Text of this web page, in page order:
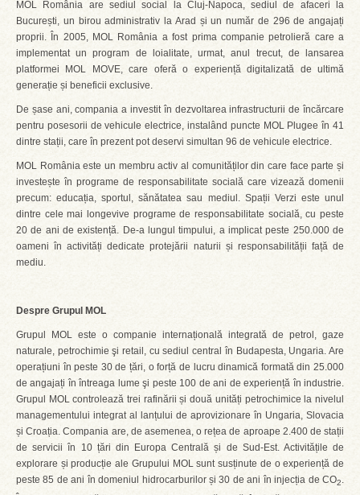
MOL România are sediul social la Cluj-Napoca, sediul de afaceri la
București, un birou administrativ la Arad și un număr de 296 de angajați
proprii. În 2005, MOL România a fost prima companie petrolieră care a
implementat un program de loialitate, urmat, anul trecut, de lansarea
platformei MOL MOVE, care oferă o experiență digitalizată de ultimă
generație și beneficii exclusive.
De șase ani, compania a investit în dezvoltarea infrastructurii de încărcare
pentru posesorii de vehicule electrice, instalând puncte MOL Plugee în 41
dintre stații, care în prezent pot deservi simultan 96 de vehicule electrice.
MOL România este un membru activ al comunităților din care face parte și
investește în programe de responsabilitate socială care vizează domenii
precum: educația, sportul, sănătatea sau mediul. Spații Verzi este unul
dintre cele mai longevive programe de responsabilitate socială, cu peste
20 de ani de existență. De-a lungul timpului, a implicat peste 250.000 de
oameni în activități dedicate protejării naturii și responsabilității față de
mediu.
Despre Grupul MOL
Grupul MOL este o companie internațională integrată de petrol, gaze
naturale, petrochimie şi retail, cu sediul central în Budapesta, Ungaria. Are
operațiuni în peste 30 de țări, o forță de lucru dinamică formată din 25.000
de angajați în întreaga lume şi peste 100 de ani de experiență în industrie.
Grupul MOL controlează trei rafinării și două unități petrochimice la nivelul
managementului integrat al lanțului de aprovizionare în Ungaria, Slovacia
și Croația. Compania are, de asemenea, o rețea de aproape 2.400 de stații
de servicii în 10 țări din Europa Centrală și de Sud-Est. Activitățile de
explorare și producție ale Grupului MOL sunt susținute de o experiență de
peste 85 de ani în domeniul hidrocarburilor și 30 de ani în injecția de CO2.